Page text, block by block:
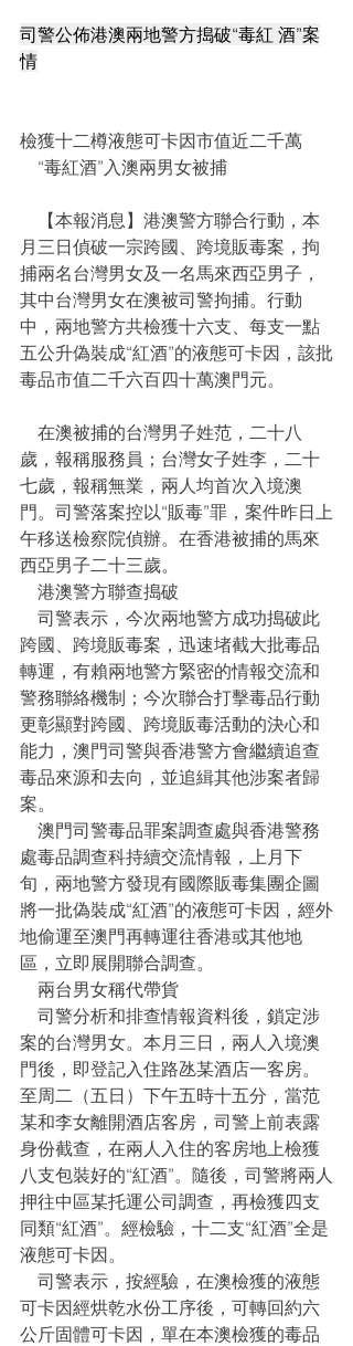
司警公佈港澳兩地警方搗破“毒紅 酒”案
情
檢獲十二樽液態可卡因市值近二千萬
“毒紅酒”入澳兩男女被捕
【本報消息】港澳警方聯合行動，本
月三日偵破一宗跨國、跨境販毒案，拘
捕兩名台灣男女及一名馬來西亞男子，
其中台灣男女在澳被司警拘捕。行動
中，兩地警方共檢獲十六支、每支一點
五公升偽裝成“紅酒”的液態可卡因，該批
毒品市值二千六百四十萬澳門元。
在澳被捕的台灣男子姓范，二十八
歲，報稱服務員；台灣女子姓李，二十
七歲，報稱無業，兩人均首次入境澳
門。司警落案控以“販毒”罪，案件昨日上
午移送檢察院偵辦。在香港被捕的馬來
西亞男子二十三歲。
港澳警方聯查搗破
司警表示，今次兩地警方成功搗破此
跨國、跨境販毒案，迅速堵截大批毒品
轉運，有賴兩地警方緊密的情報交流和
警務聯絡機制；今次聯合打擊毒品行動
更彰顯對跨國、跨境販毒活動的決心和
能力，澳門司警與香港警方會繼續追查
毒品來源和去向，並追緝其他涉案者歸
案。
澳門司警毒品罪案調查處與香港警務
處毒品調查科持續交流情報，上月下
旬，兩地警方發現有國際販毒集團企圖
將一批偽裝成“紅酒”的液態可卡因，經外
地偷運至澳門再轉運往香港或其他地
區，立即展開聯合調查。
兩台男女稱代帶貨
司警分析和排查情報資料後，鎖定涉
案的台灣男女。本月三日，兩人入境澳
門後，即登記入住路氹某酒店一客房。
至周二（五日）下午五時十五分，當范
某和李女離開酒店客房，司警上前表露
身份截查，在兩人入住的客房地上檢獲
八支包裝好的“紅酒”。隨後，司警將兩人
押往中區某托運公司調查，再檢獲四支
同類“紅酒”。經檢驗，十二支“紅酒”全是
液態可卡因。
司警表示，按經驗，在澳檢獲的液態
可卡因經烘乾水份工序後，可轉回約六
公斤固體可卡因，單在本澳檢獲的毒品